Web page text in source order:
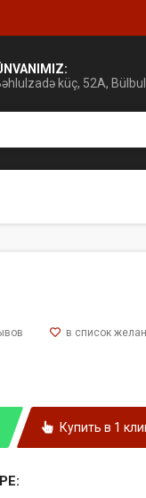
küç, 52A,
Купить в 1